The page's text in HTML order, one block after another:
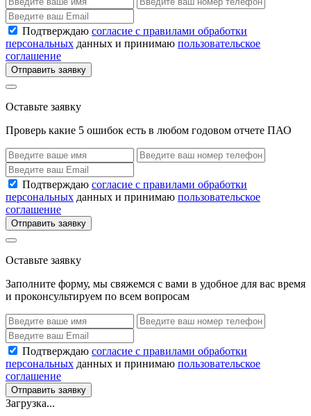
Подтверждаю согласие с правилами обработки
персональных данных и принимаю пользовательское
соглашение
Отправить заявку
Оставьте заявку
Проверь какие 5 ошибок есть в любом годовом отчете ПАО
Подтверждаю согласие с правилами обработки
персональных данных и принимаю пользовательское
соглашение
Отправить заявку
Оставьте заявку
Заполните форму, мы свяжемся с вами в удобное для вас время
и проконсультируем по всем вопросам
Подтверждаю согласие с правилами обработки
персональных данных и принимаю пользовательское
соглашение
Отправить заявку
Загрузка...